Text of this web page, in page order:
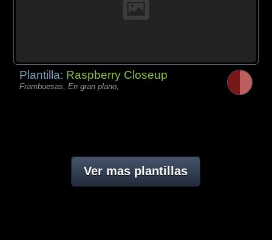
Plantilla: Raspberry Closeup
Frambuesas, En gran plano,
Ver mas plantillas